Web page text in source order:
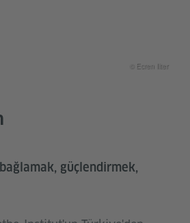
güçlendirmek,
© Ecren Ilter